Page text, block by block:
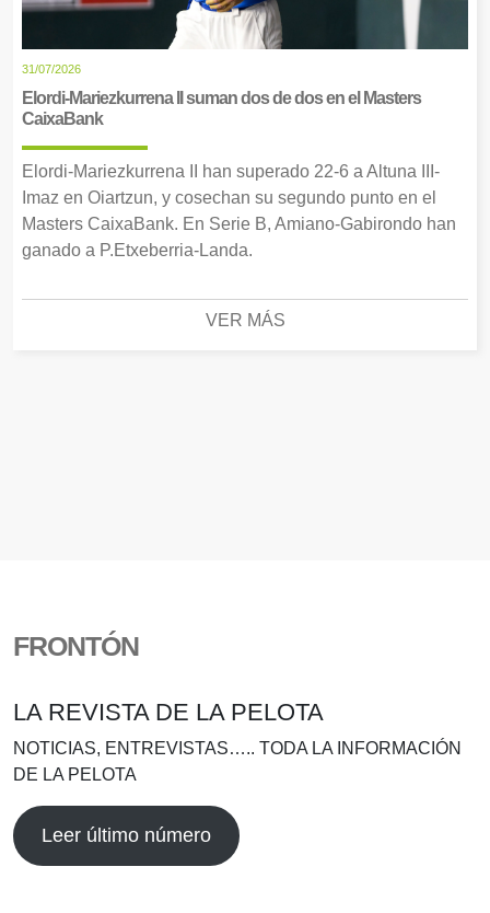
31/07/2026
Elordi-Mariezkurrena II suman dos de dos en el Masters
CaixaBank
Elordi-Mariezkurrena II han superado 22-6 a Altuna III-
Imaz en Oiartzun, y cosechan su segundo punto en el
Masters CaixaBank. En Serie B, Amiano-Gabirondo han
ganado a P.Etxeberria-Landa.
VER MÁS
FRONTÓN
LA REVISTA DE LA PELOTA
NOTICIAS, ENTREVISTAS….. TODA LA INFORMACIÓN
DE LA PELOTA
Leer último número